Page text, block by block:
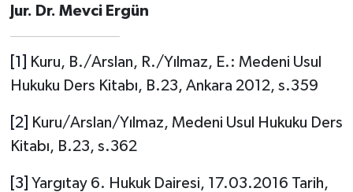
Jur. Dr. Mevci Ergün
[1]
Kuru, B./Arslan, R./Yılmaz, E.: Medeni Usul
Hukuku Ders Kitabı, B.23, Ankara 2012, s.359
[2]
Kuru/Arslan/Yılmaz, Medeni Usul Hukuku Ders
Kitabı, B.23, s.362
[3] Yargıtay 6. Hukuk Dairesi, 17.03.2016 Tarih,